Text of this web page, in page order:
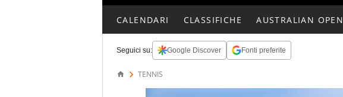
CALENDARI CLASSIFICHE AUSTRALIAN OPEN
Seguici su: Google Discover Fonti preferite
TENNIS